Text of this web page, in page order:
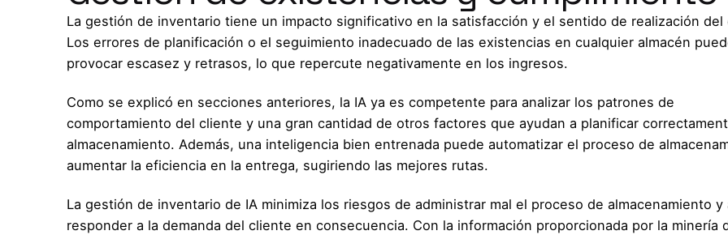
La gestión de inventario tiene un impacto significativo en la satisfacción y el sentido de realización del
Los errores de planificación o el seguimiento inadecuado de las existencias en cualquier almacén
provocar escasez y retrasos, lo que repercute negativamente en los ingresos.
Como se explicó en secciones anteriores, la IA ya es competente para analizar los patrones de
comportamiento del cliente y una gran cantidad de otros factores que ayudan a planificar
almacenamiento. Además, una inteligencia bien entrenada puede automatizar el proceso de
aumentar la eficiencia en la entrega, sugiriendo las mejores rutas.
La gestión de inventario de IA minimiza los riesgos de administrar mal el proceso de almacenamiento y
responder a la demanda del cliente en consecuencia. Con la información proporcionada por la minería